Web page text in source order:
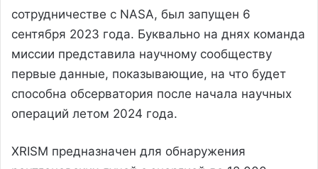
сотрудничестве с NASA, был запущен 6
сентября 2023 года. Буквально на днях команда
миссии представила научному сообществу
первые данные, показывающие, на что будет
способна обсерватория после начала научных
операций летом 2024 года.
XRISM предназначен для обнаружения